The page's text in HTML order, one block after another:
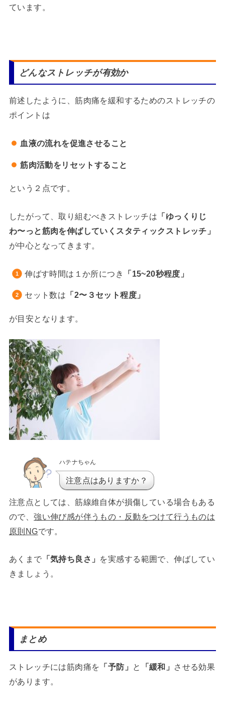
ています。
どんなストレッチが有効か
前述したように、筋肉痛を緩和するためのストレッチの
ポイントは
血液の流れを促進させること
筋肉活動をリセットすること
という２点です。
したがって、取り組むべきストレッチは 「ゆっくりじ
わ〜っと筋肉を伸ばしていくスタティックストレッチ」
が中心となってきます。
伸ばす時間は１か所につき 「15~20秒程度」
セット数は 「2〜３セット程度」
が目安となります。
ハテナちゃん
注意点はありますか？
注意点としては、筋線維自体が損傷している場合もある
ので、強い伸び感が伴うもの・反動をつけて行うものは
原則NGです。
あくまで 「気持ち良さ」 を実感する範囲で、伸ばしてい
きましょう。
まとめ
ストレッチには筋肉痛を 「予防」 と 「緩和」
させる効果
があります。